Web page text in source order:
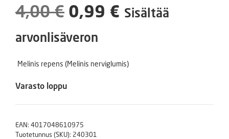
4,00€ Alkuperäinen
hinta
oli:
0,99 € Nykyinen
on:
Sisältää
arvonlisäveron
Melinis repens (Melinis nerviglumis)
Varasto loppu
EAN: 4017048610975
Tuotetunnus (SKU): 240301